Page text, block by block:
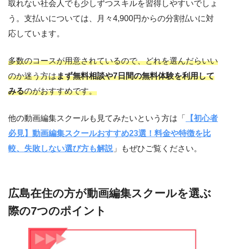
取れない社会人でも少しずつスキルを習得しやすいでしょ
う。支払いについては、月々4,900円からの分割払いに対
応しています。
多数のコースが用意されているので、どれを選んだらいい
のか迷う方はまず無料相談や7日間の無料体験を利用して
みるのがおすすめです。
他の動画編集スクールも見てみたいという方は「
【初心者
必見】動画編集スクールおすすめ23選！料金や特徴を比
較、失敗しない選び方も解説 」もぜひご覧ください。
広島在住の方が動画編集スクールを選ぶ
際の7つのポイント